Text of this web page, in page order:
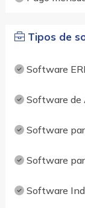
Tipos de
Software
Software de
Software
Software
Software